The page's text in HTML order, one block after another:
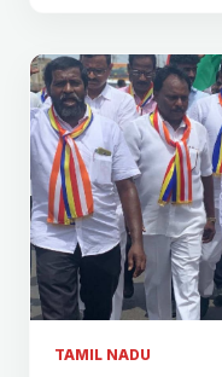
TAMIL NADU